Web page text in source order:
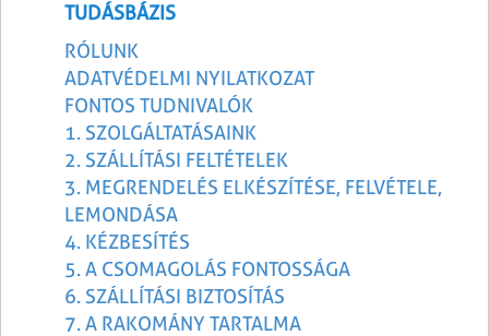
TUDÁSBÁZIS
RÓLUNK
ADATVÉDELMI NYILATKOZAT
FONTOS TUDNIVALÓK
1. SZOLGÁLTATÁSAINK
2. SZÁLLÍTÁSI FELTÉTELEK
3. MEGRENDELÉS ELKÉSZÍTÉSE, FELVÉTELE,
LEMONDÁSA
4. KÉZBESÍTÉS
5. A CSOMAGOLÁS FONTOSSÁGA
6. SZÁLLÍTÁSI BIZTOSÍTÁS
7. A RAKOMÁNY TARTALMA